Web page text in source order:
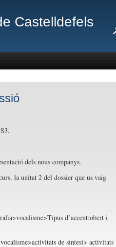
Castelldefels
dels nous companys.
la unitat 2 del dossier que us vaig
d’accent:obert i
de síntesi> activitats